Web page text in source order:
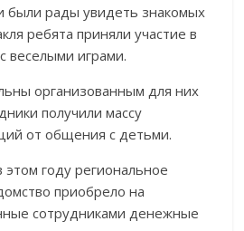
были рады увидеть знакомых
ребята приняли участие в
веселыми играми.
организованным для них
получили массу
от общения с детьми.
этом году региональное
приобрело на
сотрудниками денежные